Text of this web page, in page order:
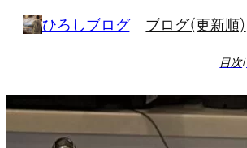
キ
ッ
プ
ひろしブログ ブログ(更新順)
目次/